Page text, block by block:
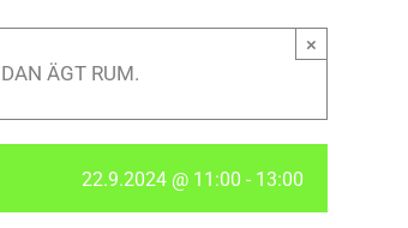
×
ÄGT RUM.
22.9.2024 @ 11:00 - 13:00